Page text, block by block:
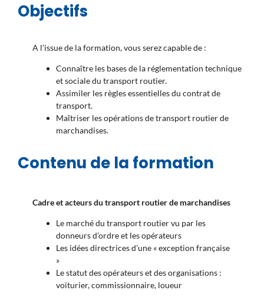
Objectifs
A l’issue de la formation, vous serez capable de :
Connaître les bases de la réglementation technique
et sociale du transport routier.
Assimiler les règles essentielles du contrat de
transport.
Maîtriser les opérations de transport routier de
marchandises.
Contenu de la formation
Cadre et acteurs du transport routier de marchandises
Le marché du transport routier vu par les
donneurs d’ordre et les opérateurs
Les idées directrices d’une « exception française
»
Le statut des opérateurs et des organisations :
voiturier, commissionnaire, loueur